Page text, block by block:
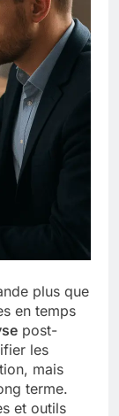
plus que
en temps
post-
les
mais
terme.
et outils